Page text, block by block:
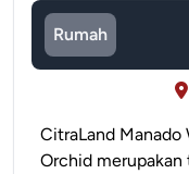
Rumah
CitraLand Manado
Orchid